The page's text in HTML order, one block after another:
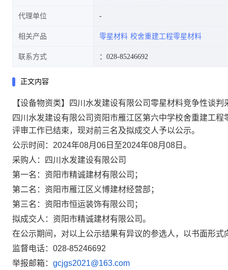
代理单位
相关产品 零星材料 校舍重建工程零星材料
联系方式 ：028-85246692
正文内容
【设备物资类】四川水发建设有限公司零星材料竞争性谈判
四川水发建设有限公司 资阳市雁江区第六中学校舍重建工程
评审工作已结束，现对前三名及拟成交人予以公示。
公示时间： 2024年08月06日至2024年08月08日。
采购人：四川水发建设有限公司
第一名：资阳市精诚建材有限公司；
第二名：资阳市雁江区义博建材经营部；
第三名：资阳市恒运装饰有限公司；
拟成交人：资阳市精诚建材有限公司。
在公示期间，对以上公示结果有异议的参选人，以书面形
监督电话： 028-85246692
举报邮箱： gcjgs2021@163.com